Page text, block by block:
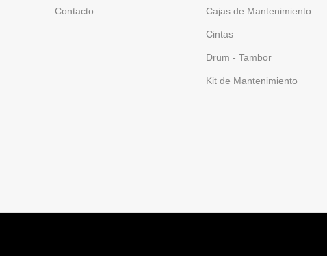
Contacto Cajas de Mantenimiento
Cintas
Drum - Tambor
Kit de Mantenimiento